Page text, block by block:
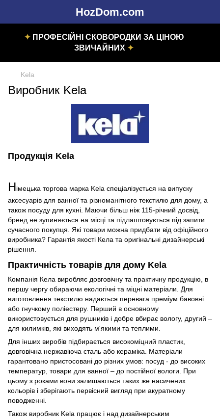
HozDom.com
✦ПРОФЕСІЙНІ СКОВОРОДКИ ЗА ЦІНОЮ
ЗВИЧАЙНИХ ✦
Kela
Виробник Kela
Продукція Kela
Німецька торгова марка Kela спеціалізується на випуску
аксесуарів для ванної та різноманітного текстилю для дому, а
також посуду для кухні. Маючи більш ніж 115-річний досвід,
бренд не зупиняється на місці та підлаштовується під запити
сучасного покупця. Які товари можна придбати від офіційного
виробника? Гарантія якості Кела та оригінальні дизайнерські
рішення.
Практичність товарів для дому Kela
Компанія Кела виробляє довговічну та практичну продукцію, в
першу чергу обираючи екологічні та міцні матеріали. Для
виготовлення текстилю надається перевага преміум бавовні
або гнучкому поліестеру. Перший в основному
використовується для рушників і добре вбирає вологу, другий –
для килимків, які виходять м'якими та теплими.
Для інших виробів підбирається високоміцний пластик,
довговічна нержавіюча сталь або кераміка. Матеріали
гарантовано пристосовані до різних умов: посуд - до високих
температур, товари для ванної – до постійної вологи. При
цьому з роками вони залишаються таких же насичених
кольорів і зберігають первісний вигляд при акуратному
поводженні.
Також виробник Kela працює і над дизайнерським